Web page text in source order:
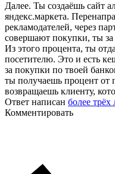
Далее. Ты создаёшь сайт
яндекс.маркета.
рекламодателей, через
совершают покупки, ты за
Из этого процента, ты
посетителю. Это и есть
за покупки по твоей
ты получаешь процент от
возвращаешь клиенту,
Ответ написан более трёх
Комментировать